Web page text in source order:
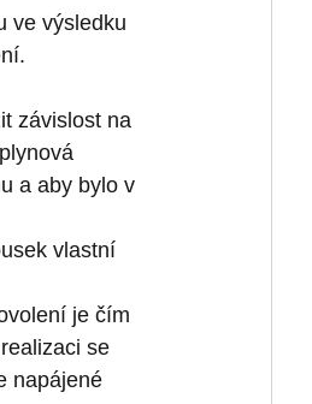
ve výsledku
závislost na
a aby bylo v
vlastní
je čím
se
napájené